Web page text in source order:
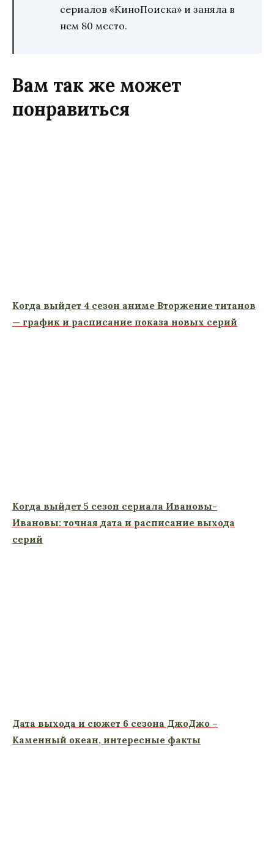
сериалов «КиноПоиска» и заняла в
нем 80 место.
Вам так же может
понравиться
Когда выйдет 4 сезон аниме Вторжение титанов
— график и расписание показа новых серий
Когда выйдет 5 сезон сериала Ивановы-
Ивановы: точная дата и расписание выхода
серий
Дата выхода и сюжет 6 сезона ДжоДжо –
Каменный океан, интересные факты